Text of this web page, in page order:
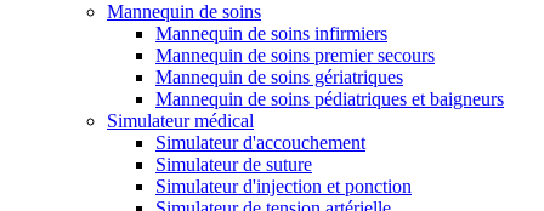
Mannequin de soins
Mannequin de soins infirmiers
Mannequin de soins premier secours
Mannequin de soins gériatriques
Mannequin de soins pédiatriques et baigneurs
Simulateur médical
Simulateur d'accouchement
Simulateur de suture
Simulateur d'injection et ponction